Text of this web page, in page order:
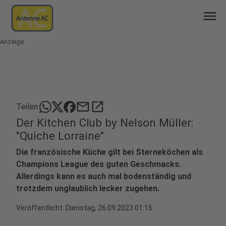
menu
Anzeige
Teilen: mailopen_in_new
Der Kitchen Club by Nelson Müller:
"Quiche Lorraine"
Die französische Küche gilt bei Sterneköchen als
Champions League des guten Geschmacks.
Allerdings kann es auch mal bodenständig und
trotzdem unglaublich lecker zugehen.
Veröffentlicht: Dienstag, 26.09.2023 01:15